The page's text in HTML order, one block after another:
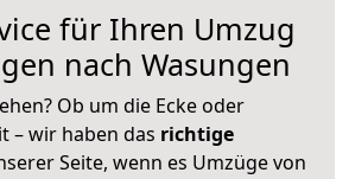
für Ihren Umzug
nach Wasungen
Ob um die Ecke oder
– wir haben das richtige
Seite, wenn es Umzüge von